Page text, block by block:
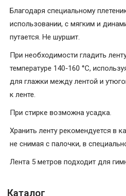
Благодаря специальному
использовании, с мягким и
путается. Не шуршит.
При необходимости гладить
температуре 140-160 °C,
для глажки между лентой и
к ленте.
При стирке возможна усадка.
Хранить ленту рекомендуется в
не снимая с палочки, в
Лента 5 метров подходит для
Каталог